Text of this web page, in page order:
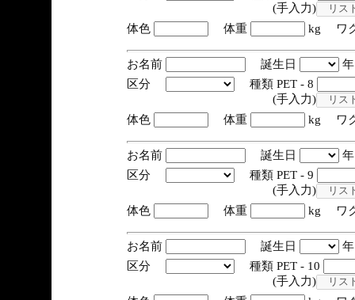
(手入力)
体色
体重 kg ワ
お名前 誕生日
区分
種類 PET - 8
(手入力)
体色
体重 kg ワ
お名前 誕生日
区分
種類 PET - 9
(手入力)
体色
体重 kg ワ
お名前 誕生日
区分
種類 PET - 10
(手入力)